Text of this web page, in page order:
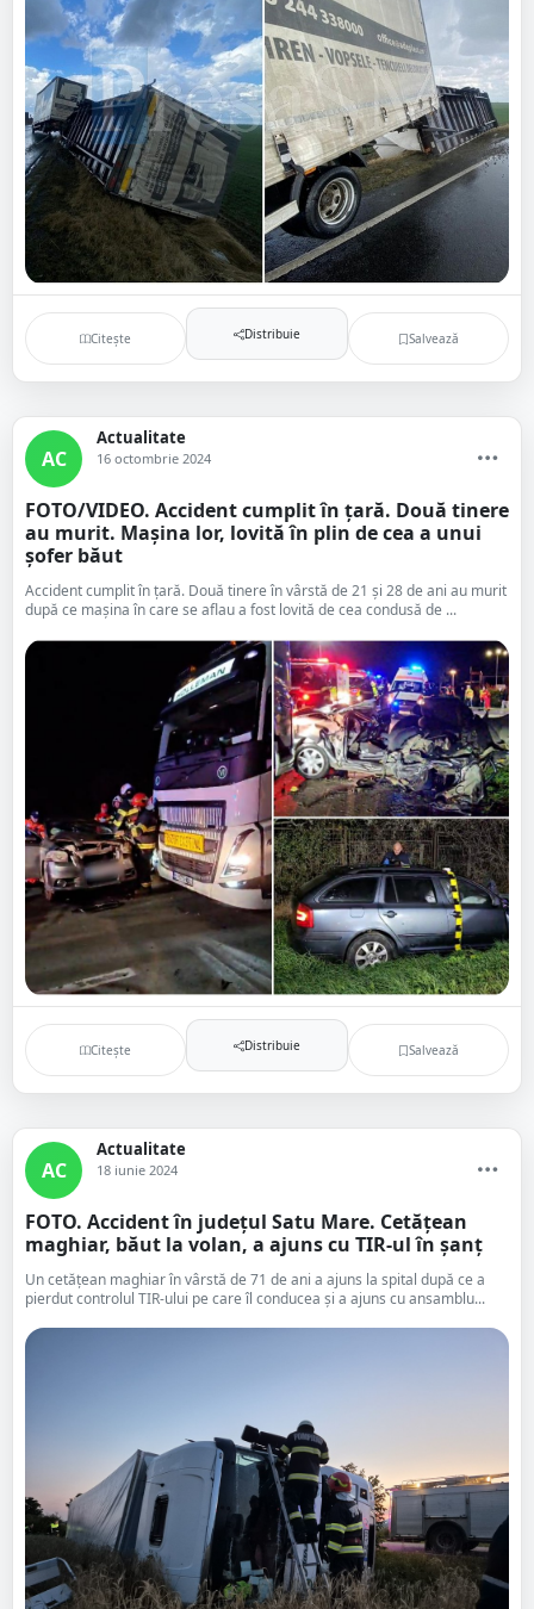
Citește Distribuie Salvează
AC
Actualitate
16 octombrie 2024
FOTO/VIDEO. Accident cumplit în țară. Două tinere
au murit. Mașina lor, lovită în plin de cea a unui
șofer băut
Accident cumplit în țară. Două tinere în vârstă de 21 și 28 de ani au murit
după ce mașina în care se aflau a fost lovită de cea condusă de ...
Citește Distribuie Salvează
AC
Actualitate
18 iunie 2024
FOTO. Accident în județul Satu Mare. Cetățean
maghiar, băut la volan, a ajuns cu TIR-ul în șanț
Un cetățean maghiar în vârstă de 71 de ani a ajuns la spital după ce a
pierdut controlul TIR-ului pe care îl conducea și a ajuns cu ansamblu...